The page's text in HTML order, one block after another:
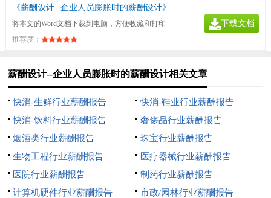
《薪酬设计--企业人员膨胀时的薪酬设计》
将本文的Word文档下载到电脑，方便收藏和打印
推荐度：
下载文档
薪酬设计--企业人员膨胀时的薪酬设计相关文章
快消-生鲜行业薪酬报告
快消-鞋业行业薪酬报告
快消-饮料行业薪酬报告
奢侈品行业薪酬报告
烟酒类行业薪酬报告
珠宝行业薪酬报告
生物工程行业薪酬报告
医疗器械行业薪酬报告
医院行业薪酬报告
制药行业薪酬报告
计算机硬件行业薪酬报告
市政/园林行业薪酬报告